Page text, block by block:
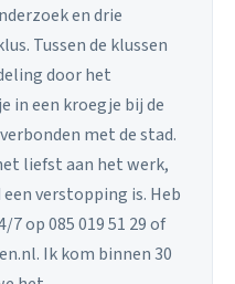
en drie
Tussen de klussen
door het
in een kroegje bij de
met de stad.
liefst aan het werk,
verstopping is. Heb
7 op 085 019 51 29 of
Ik kom binnen 30